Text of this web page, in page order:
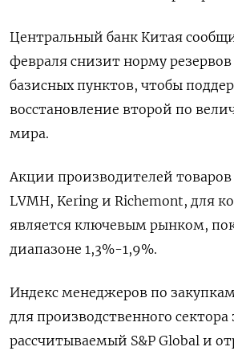
Центральный банк Китая
февраля снизит норму резервов
базисных пунктов, чтобы
восстановление второй по
мира.
Акции производителей товаров
LVMH, Kering и Richemont, для
является ключевым рынком,
диапазоне 1,3%-1,9%.
Индекс менеджеров по
для производственного сектора
рассчитываемый S&P Global и